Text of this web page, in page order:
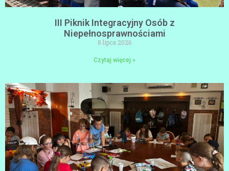
III Piknik Integracyjny Osób z
Niepełnosprawnościami
8 lipca 2026
Czytaj więcej »